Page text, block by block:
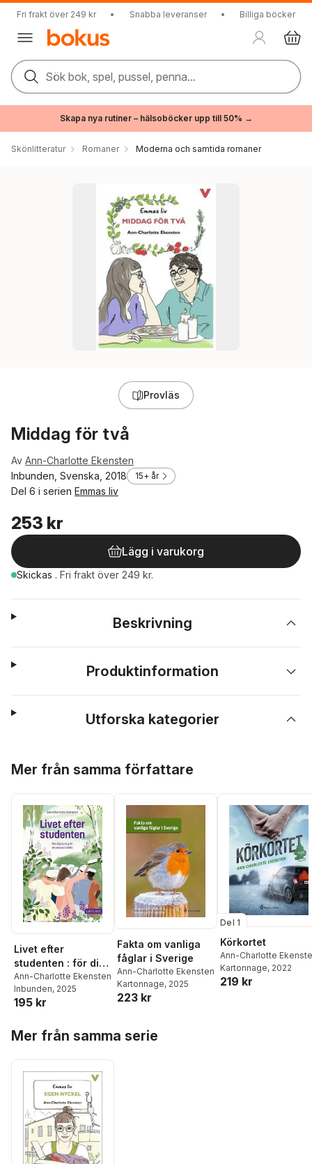
Fri frakt över 249 kr • Snabba leveranser • Billiga böcker
Sök bok, spel, pussel, penna...
Skapa nya rutiner – hälsoböcker upp till 50% →
Skönlitteratur Romaner Moderna och samtida romaner
Provläs
Middag för två
Av Ann-Charlotte Ekensten
Inbunden, Svenska, 2018
15+ år
Del 6 i serien Emmas liv
253 kr
Lägg i varukorg
Skickas . Fri frakt över 249 kr.
Beskrivning
Produktinformation
Utforska kategorier
Mer från samma författare
Livet efter
studenten : för dig
som gått anpassad
skola
Ann-Charlotte Ekensten
Inbunden, 2025
195 kr
Fakta om vanliga
fåglar i Sverige
Ann-Charlotte Ekensten
Kartonnage, 2025
223 kr
Del 1
Körkortet
Ann-Charlotte
Kartonnage, 2022
219 kr
Mer från samma serie